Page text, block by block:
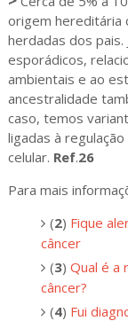
origem hereditária
herdadas dos pais.
esporádicos,
ambientais e ao
ancestralidade
caso, temos
ligadas à
celular. Ref.26
Para mais
(2) Fique
câncer
(3)Qual é a
câncer?
(4) Fui